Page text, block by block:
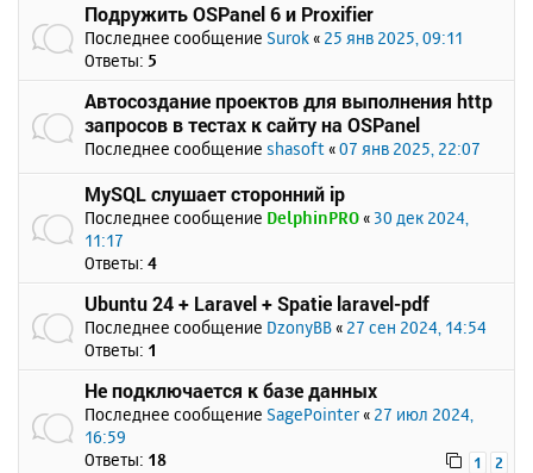
Подружить OSPanel 6 и Proxifier
Последнее сообщение Surok « 25 янв 2025, 09:11
Ответы: 5
Автосоздание проектов для выполнения http
запросов в тестах к сайту на OSPanel
Последнее сообщение shasoft «07 янв 2025, 22:07
MySQL слушает сторонний ip
Последнее сообщение DelphinPRO « 30 дек 2024,
11:17
Ответы: 4
Ubuntu 24 + Laravel + Spatie laravel-pdf
Последнее сообщение DzonyBB « 27 сен 2024, 14:54
Ответы: 1
Не подключается к базе данных
Последнее сообщение SagePointer « 27 июл 2024,
16:59
Ответы: 18 1 2